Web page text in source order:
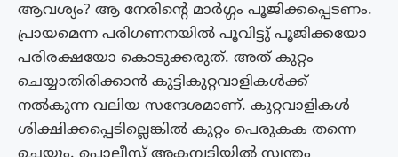
ആവശ്യം? ആ നേരിൻ്റെ മാർഗ്ഗം പൂജിക്കപ്പെടണം.
പ്രായമെന്ന പരിഗണനയിൽ പൂവിട്ടു് പൂജിക്കയോ
പരിരക്ഷയോ കൊടുക്കരുത്. അത് കുറ്റം
ചെയ്യാതിരിക്കാൻ കുട്ടികുറ്റവാളികൾക്ക്
നൽകുന്ന വലിയ സന്ദേശമാണ്. കുറ്റവാളികൾ
ശിക്ഷിക്കപ്പെടില്ലെങ്കിൽ കുറ്റം പെരുകക തന്നെ